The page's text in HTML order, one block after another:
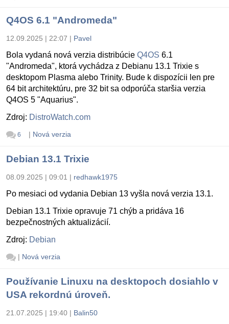
Q4OS 6.1 "Andromeda"
12.09.2025 | 22:07 | Pavel
Bola vydaná nová verzia distribúcie Q4OS 6.1
"Andromeda", ktorá vychádza z Debianu 13.1 Trixie s
desktopom Plasma alebo Trinity. Bude k dispozícii len pre
64 bit architektúru, pre 32 bit sa odporúča staršia verzia
Q4OS 5 "Aquarius".
Zdroj: DistroWatch.com
6 | Nová verzia
Debian 13.1 Trixie
08.09.2025 | 09:01 | redhawk1975
Po mesiaci od vydania Debian 13 vyšla nová verzia 13.1.
Debian 13.1 Trixie opravuje 71 chýb a pridáva 16
bezpečnostných aktualizácií.
Zdroj: Debian
| Nová verzia
Používanie Linuxu na desktopoch dosiahlo v
USA rekordnú úroveň.
21.07.2025 | 19:40 | Balin50